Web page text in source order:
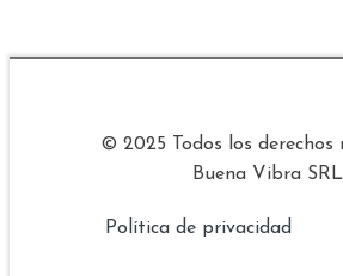
© 2025 Todos los derechos
Buena Vibra SRL
Política de privacidad